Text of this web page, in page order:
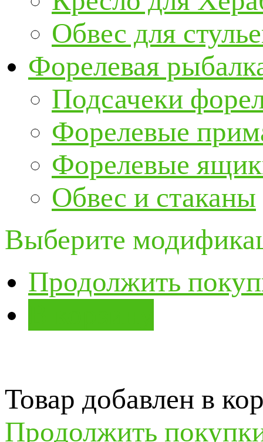
Обвес для
Форелевая
Подсачеки
Форелевые
Форелевые
Обвес и стаканы
Выберите
Продолжить
Товар добавлен в
Продолжить